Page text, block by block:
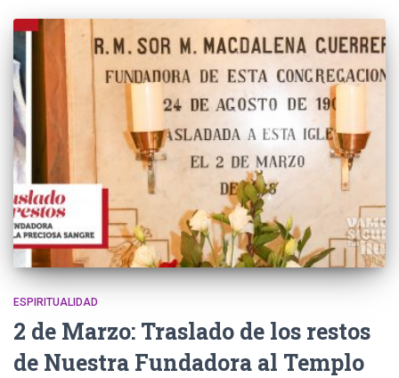
ESPIRITUALIDAD
2 de Marzo: Traslado de los restos
de Nuestra Fundadora al Templo